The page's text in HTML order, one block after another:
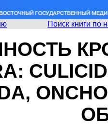
Поиск книги по